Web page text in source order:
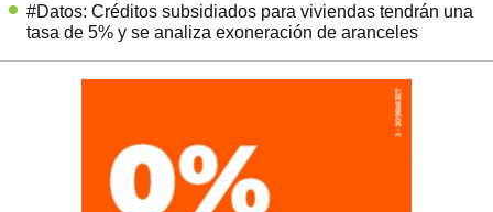
#Datos: Créditos subsidiados para viviendas tendrán una
tasa de 5% y se analiza exoneración de aranceles